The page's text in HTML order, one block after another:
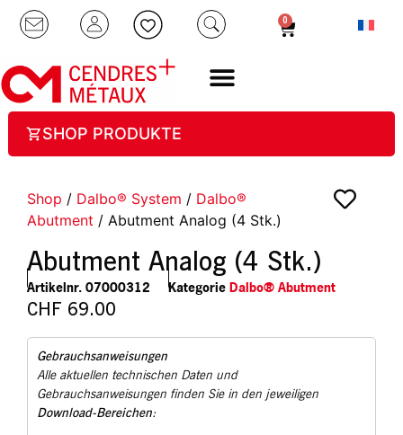
0
SHOP PRODUKTE
Shop / Dalbo® System / Dalbo®
Abutment / Abutment Analog (4 Stk.)
Abutment Analog (4 Stk.)
Artikelnr. 07000312 Kategorie Dalbo® Abutment
CHF 69.00
Gebrauchsanweisungen
Alle aktuellen technischen Daten und
Gebrauchsanweisungen finden Sie in den jeweiligen
Download-Bereichen: